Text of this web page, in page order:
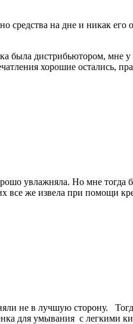
средства на дне и никак
была дистрибьютором,
хорошие остались,
увлажняла. Но мне
их все же извела при
не в лучшую сторону.
для умывания с легкими